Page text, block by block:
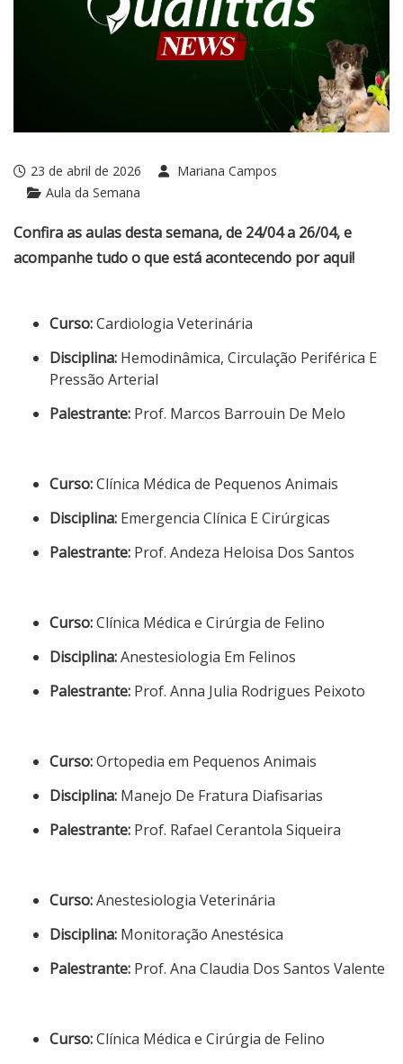
23 de abril de 2026
Mariana Campos
Aula da Semana
Confira as aulas desta semana, de 24/04 a 26/04, e
acompanhe tudo o que está acontecendo por aqui!
Curso:Cardiologia Veterinária
Disciplina: Hemodinâmica, Circulação Periférica E
Pressão Arterial
Palestrante: Prof. Marcos Barrouin De Melo
Curso:Clínica Médica de Pequenos Animais
Disciplina: Emergencia Clínica E Cirúrgicas
Palestrante: Prof. Andeza Heloisa Dos Santos
Curso:Clínica Médica e Cirúrgia de Felino
Disciplina:Anestesiologia Em Felinos
Palestrante: Prof. Anna Julia Rodrigues Peixoto
Curso:Ortopedia em Pequenos Animais
Disciplina: Manejo De Fratura Diafisarias
Palestrante: Prof. Rafael Cerantola Siqueira
Curso:Anestesiologia Veterinária
Disciplina: Monitoração Anestésica
Palestrante: Prof. Ana Claudia Dos Santos Valente
Curso:Clínica Médica e Cirúrgia de Felino